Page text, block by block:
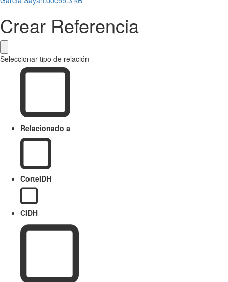
Crear Referencia
Seleccionar tipo de relación
Relacionado a
CorteIDH
CIDH